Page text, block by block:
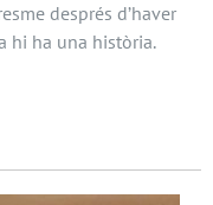
després d’haver
hi ha una història.